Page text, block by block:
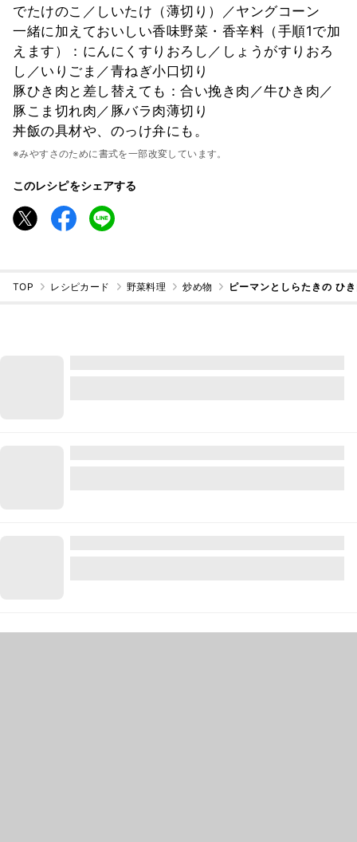
でたけのこ／しいたけ（薄切り）／ヤングコーン
一緒に加えておいしい香味野菜・香辛料（手順1で加
えます）：にんにくすりおろし／しょうがすりおろ
し／いりごま／青ねぎ小口切り
豚ひき肉と差し替えても：合い挽き肉／牛ひき肉／
豚こま切れ肉／豚バラ肉薄切り
丼飯の具材や、のっけ弁にも。
※みやすさのために書式を一部改変しています。
このレシピをシェアする
TOP レシピカード 野菜料理 炒め物 ピーマンとしらたきの ひ